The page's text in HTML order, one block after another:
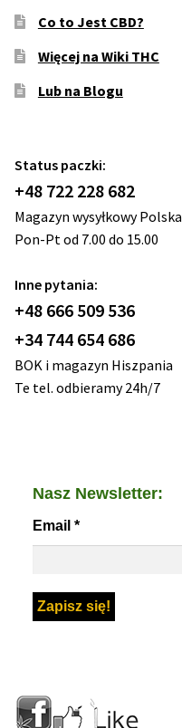
Co to Jest CBD?
Więcej na Wiki THC
Lub na Blogu
Status paczki:
+48 722 228 682
Magazyn wysyłkowy Polska
Pon-Pt od 7.00 do 15.00
Inne pytania:
+48 666 509 536
+34 744 654 686
BOK i magazyn Hiszpania
Te tel. odbieramy 24h/7
Nasz Newsletter:
Email *